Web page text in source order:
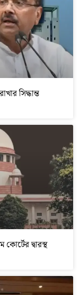
সিদ্ধান্ত
দ্বারস্থ